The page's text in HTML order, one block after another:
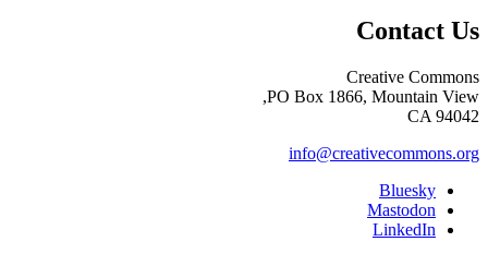
Contact Us
Creative Commons
PO Box 1866, Mountain View,
CA 94042
info@creativecommons.org
Bluesky
Mastodon
LinkedIn